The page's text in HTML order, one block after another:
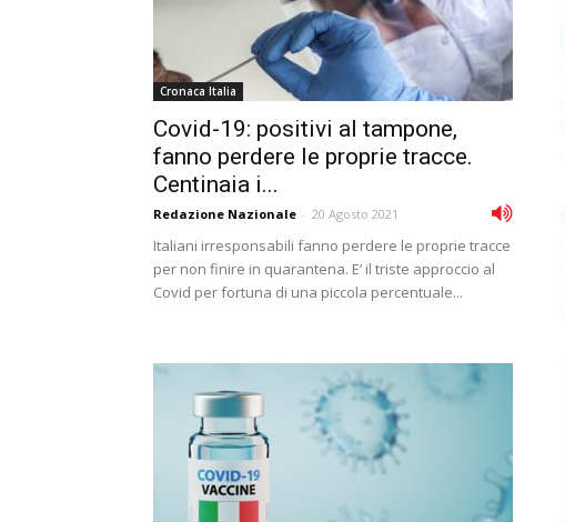
Cronaca Italia
Covid-19: positivi al tampone,
fanno perdere le proprie tracce.
Centinaia i...
Redazione Nazionale - 20 Agosto 2021
Italiani irresponsabili fanno perdere le proprie tracce
per non finire in quarantena. E’ il triste approccio al
Covid per fortuna di una piccola percentuale...